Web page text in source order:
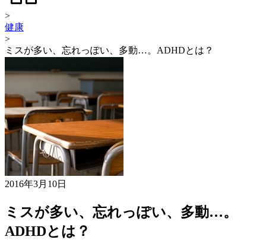
>
健康
>
ミスが多い、忘れっぽい、多動…。ADHDとは？
2016年3月10日
ミスが多い、忘れっぽい、多動…。
ADHDとは？